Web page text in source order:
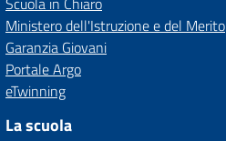
Ministero dell'Istruzione e del Merito
Garanzia Giovani
Portale Argo
eTwinning
La scuola